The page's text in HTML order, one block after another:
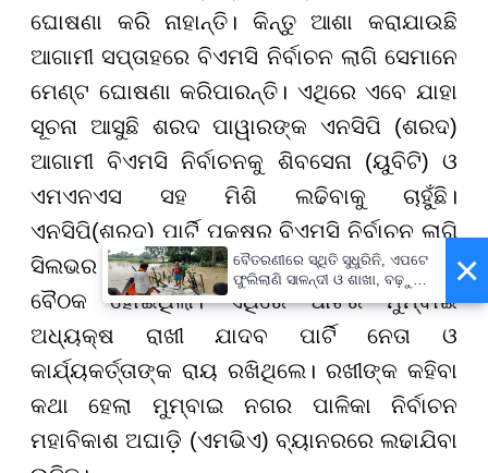
ଘୋଷଣା କରି ନାହାନ୍ତି। କିନ୍ତୁ ଆଶା କରାଯାଉଛି
ଆଗାମୀ ସପ୍ତାହରେ ବିଏମସି ନିର୍ବାଚନ ଲାଗି ସେମାନେ
ମେଣ୍ଟ ଘୋଷଣା କରିପାରନ୍ତି। ଏଥିରେ ଏବେ ଯାହା
ସୂଚନା ଆସୁଛି ଶରଦ ପାୱାରଙ୍କ ଏନସିପି (ଶରଦ)
ଆଗାମୀ ବିଏମସି ନିର୍ବାଚନକୁ ଶିବସେନା (ୟୁବିଟି) ଓ
ଏମଏନଏସ ସହ ମିଶି ଲଢିବାକୁ ଚାହୁଁଛି।
ଏନସିପି(ଶରଦ) ପାର୍ଟି ପକ୍ଷରୁ ବିଏମସି ନିର୍ବାଚନ ଲାଗି
ସିଲଭର ଓକରେ ରଣନୀତି ନିର୍ଦ୍ଧାରଣ କରିବାକୁ ଏକ
ବୈଠକ ହୋଇଥିଲା। ଏଥିରେ ପାର୍ଟିର ମୁମ୍ବାଇ
ଅଧ୍ୟକ୍ଷ ରାଖୀ ଯାଦବ ପାର୍ଟି ନେତା ଓ
କାର୍ଯ୍ୟକର୍ତ୍ତାଙ୍କ ରାୟ ରଖିଥିଲେ। ରଖୀଙ୍କ କହିବା
କଥା ହେଲା ମୁମ୍ବାଇ ନଗର ପାଳିକା ନିର୍ବାଚନ
ମହାବିକାଶ ଅଘାଡ଼ି (ଏମଭିଏ) ବ୍ୟାନରରେ ଲଢାଯିବା
×
ବୈତରଣୀରେ ସ୍ଥିତି ସୁଧୁରିନି, ଏପଟେ
ଫୁଲିଲାଣି ସାଳନ୍ଦୀ ଓ ଶାଖା, ବଢ଼ୁଛି
ବନ୍ୟା ଭୟ